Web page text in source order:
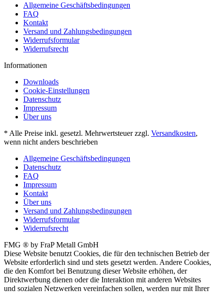
Allgemeine Geschäftsbedingungen
FAQ
Kontakt
Versand und Zahlungsbedingungen
Widerrufsformular
Widerrufsrecht
Informationen
Downloads
Cookie-Einstellungen
Datenschutz
Impressum
Über uns
* Alle Preise inkl. gesetzl. Mehrwertsteuer zzgl. Versandkosten,
wenn nicht anders beschrieben
Allgemeine Geschäftsbedingungen
Datenschutz
FAQ
Impressum
Kontakt
Über uns
Versand und Zahlungsbedingungen
Widerrufsformular
Widerrufsrecht
FMG ® by FraP Metall GmbH
Diese Website benutzt Cookies, die für den technischen Betrieb der
Website erforderlich sind und stets gesetzt werden. Andere Cookies,
die den Komfort bei Benutzung dieser Website erhöhen, der
Direktwerbung dienen oder die Interaktion mit anderen Websites
und sozialen Netzwerken vereinfachen sollen, werden nur mit Ihrer